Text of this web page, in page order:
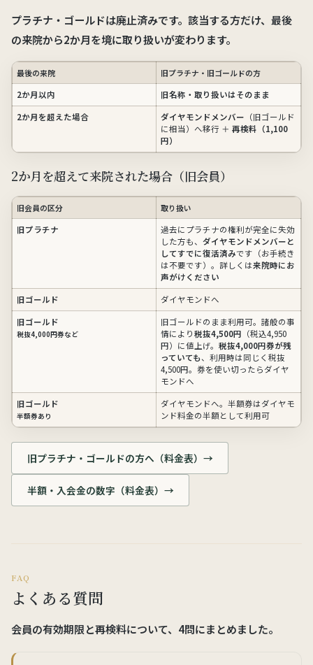
プラチナ・ゴールドは廃止済みです。該当する方だけ、 最後
の来院から2か月を境に取り扱いが変わります。
最後の来院
旧プラチナ・旧ゴールドの方
2か月以内
旧名称・取り扱いはそのまま
2か月を超えた場合
ダイヤモンドメンバー （旧ゴールド
に相当）へ移行 ＋ 再検料（1,100
円）
2か月を超えて来院された場合（旧会員）
旧会員の区分
取り扱い
旧プラチナ
過去にプラチナの権利が完全に失効
した方も、 ダイヤモンドメンバーと
してすでに復活済みです（お手続き
は不要です）。詳しくは来院時にお
声がけください
旧ゴールド
ダイヤモンドへ
旧ゴールド
税抜4,000円券など
旧ゴールドのまま利用可。諸般の事
情により税抜4,500円 （税込4,950
円）に値上げ。 税抜4,000円券が残
っていても、利用時は同じく税抜
4,500円。券を使い切ったらダイヤ
モンドへ
旧ゴールド
半額券あり
ダイヤモンドへ。半額券はダイヤモ
ンド料金の半額として利用可
旧プラチナ・ゴールドの方へ（料金表）→
半額・入会金の数字（料金表）→
FAQ
よくある質問
会員の有効期限と再検料について、4問にまとめました。